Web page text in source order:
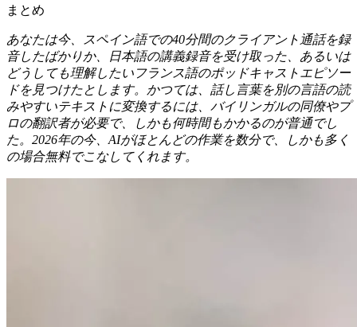
まとめ
あなたは今、スペイン語での40分間のクライアント通話を録
音したばかりか、日本語の講義録音を受け取った、あるいは
どうしても理解したいフランス語のポッドキャストエピソー
ドを見つけたとします。かつては、話し言葉を別の言語の読
みやすいテキストに変換するには、バイリンガルの同僚やプ
ロの翻訳者が必要で、しかも何時間もかかるのが普通でし
た。2026年の今、AIがほとんどの作業を数分で、しかも多く
の場合無料でこなしてくれます。